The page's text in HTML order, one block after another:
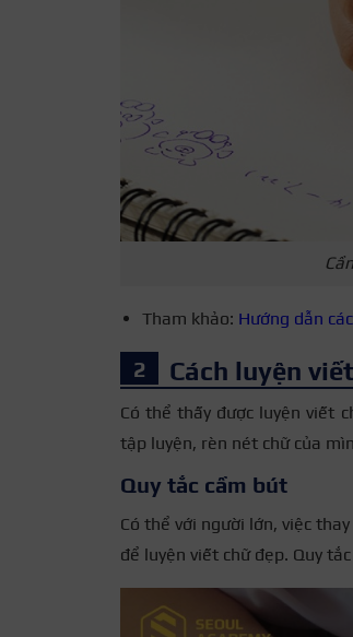
Tham khảo: Hướng dẫn
Cách luyện
Có thể thấy được luyện viết
tập luyện, rèn nét chữ của
Quy tắc cầm bút
Có thể với người lớn, việc
để luyện viết chữ đẹp. Quy